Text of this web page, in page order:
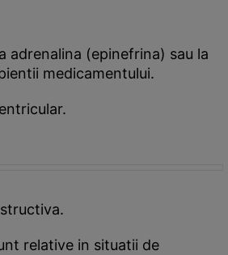
adrenalina (epinefrina) sau la
medicamentului.
relative in situatii de